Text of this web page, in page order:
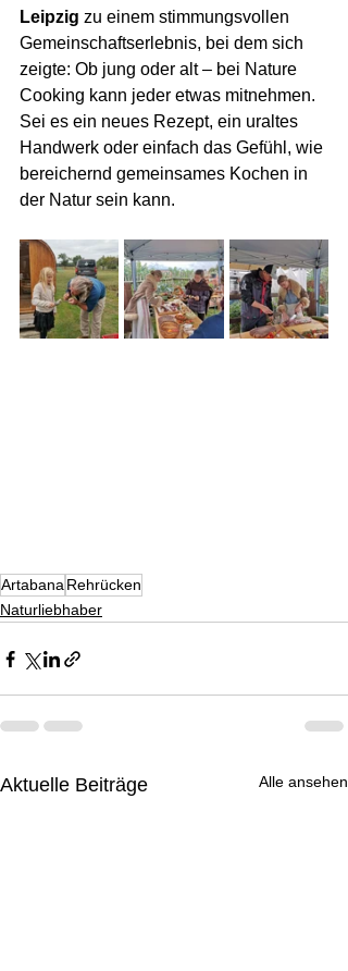
Leipzig zu einem stimmungsvollen
Gemeinschaftserlebnis, bei dem sich
zeigte: Ob jung oder alt – bei Nature
Cooking kann jeder etwas mitnehmen.
Sei es ein neues Rezept, ein uraltes
Handwerk oder einfach das Gefühl, wie
bereichernd gemeinsames Kochen in
der Natur sein kann.
Artabana Rehrücken
Naturliebhaber
Aktuelle Beiträge Alle ansehen